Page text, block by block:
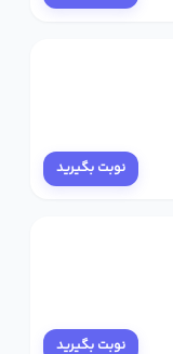
نوبت بگیرید
نوبت بگیرید